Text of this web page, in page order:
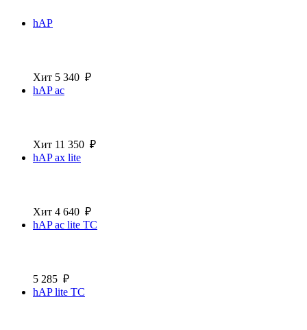
hAP
Хит 5 340 ₽
hAP ac
Хит 11 350 ₽
hAP ax lite
Хит 4 640 ₽
hAP ac lite TC
5 285 ₽
hAP lite TC